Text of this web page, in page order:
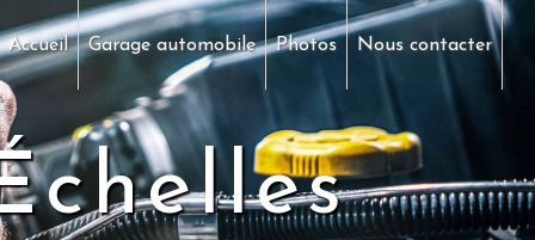
Accueil Garage automobile Photos Nous contacter